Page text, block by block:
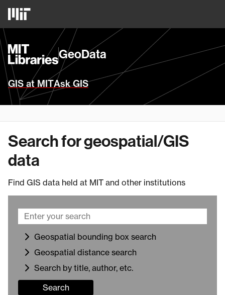
main
content
MIT
Logo
MIT
Libraries
Homepage
GeoData
GIS at MITAsk GIS
Search for geospatial/GIS
data
Find GIS data held at MIT and other institutions
Geospatial bounding box search
Geospatial distance search
Search by title, author, etc.
Search